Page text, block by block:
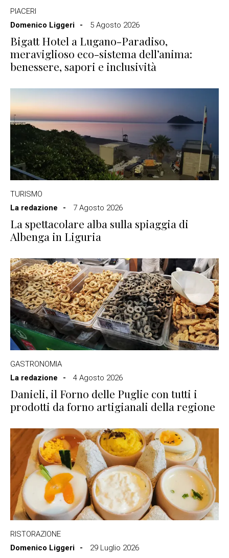
PIACERI
Domenico Liggeri
5 Agosto 2026
Bigatt Hotel a Lugano-Paradiso,
meraviglioso eco-sistema dell’anima:
benessere, sapori e inclusività
TURISMO
La redazione
7 Agosto 2026
La spettacolare alba sulla spiaggia di
Albenga in Liguria
GASTRONOMIA
La redazione
4 Agosto 2026
Danieli, il Forno delle Puglie con tutti i
prodotti da forno artigianali della regione
RISTORAZIONE
Domenico Liggeri
29 Luglio 2026